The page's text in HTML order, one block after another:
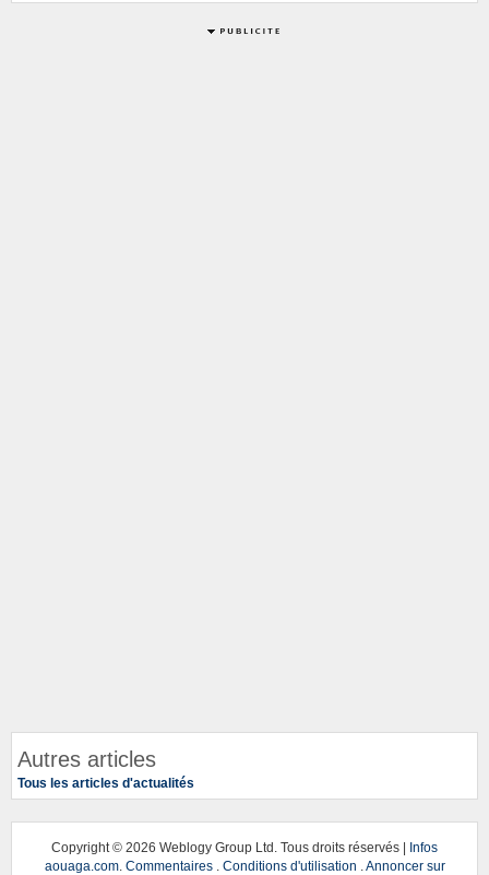
Autres articles
Tous les articles d'actualités
Copyright © 2026 Weblogy Group Ltd. Tous droits réservés | Infos
aouaga.com. Commentaires. Conditions d'utilisation
Annoncer sur